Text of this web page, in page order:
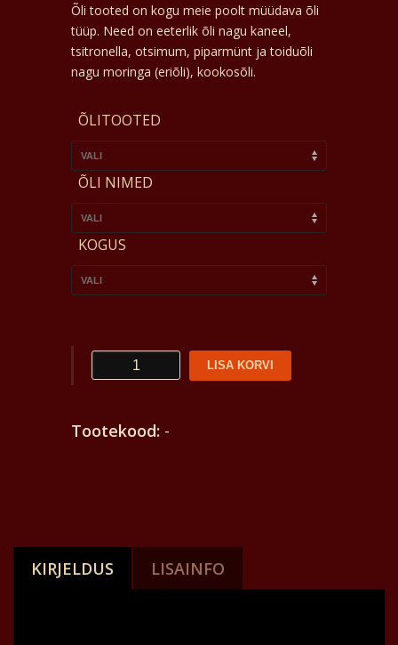
kuni
1200€
Õli tooted on kogu meie poolt müüdava õli
tüüp. Need on eeterlik õli nagu kaneel,
tsitronella, otsimum, piparmünt ja toiduõli
nagu moringa (eriõli), kookosõli.
ÕLITOOTED
ÕLI NIMED
KOGUS
LISA KORVI
Tootekood: -
KIRJELDUS LISAINFO